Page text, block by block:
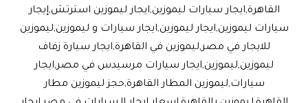
القاهرة,ايجار سيارات ليموزين,ايجار ليموزين استرتش,إيجار
سيارات ليموزين,ايجار ليموزين,ايجار سيارات و ليموزين,ليموزين
للايجار في مصر,ليموزين في القاهرة,ايجار سيارة زفاف
ليموزين,ليموزين,ايجار سيارات مرسيدس في مصر,ايجار
سيارات,ليموزين المطار القاهرة,حجز ليموزين مطار